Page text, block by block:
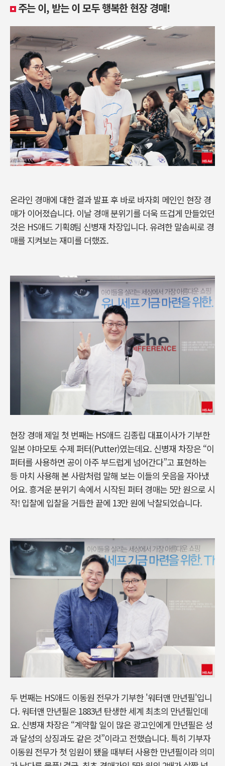
주는 이, 받는 이 모두 행복한 현장 경매!
온라인 경매에 대한 결과 발표 후 바로 바자회 메인인 현장 경
매가 이어졌습니다. 이날 경매 분위기를 더욱 뜨겁게 만들었던
것은 HS애드 기획8팀 신병재 차장입니다. 유려한 말솜씨로 경
매를 지켜보는 재미를 더했죠.
현장 경매 제일 첫 번째는 HS애드 김종립 대표이사가 기부한
일본 야마모토 수제 퍼터(Putter)였는데요. 신병재 차장은 “이
퍼터를 사용하면 공이 아주 부드럽게 넘어간다”고 표현하는
등 마치 사용해 본 사람처럼 말해 보는 이들의 웃음을 자아냈
어요. 흥겨운 분위기 속에서 시작된 퍼터 경매는 5만 원으로 시
작! 입찰에 입찰을 거듭한 끝에 13만 원에 낙찰되었습니다.
두 번째는 HS애드 이동원 전무가 기부한 '워터맨 만년필'입니
다. 워터맨 만년필은 1883년 탄생한 세계 최초의 만년필인데
요. 신병재 차장은 “계약할 일이 많은 광고인에게 만년필은 성
과 달성의 상징과도 같은 것”이라고 전했습니다. 특히 기부자
이동원 전무가 첫 임원이 됐을 때부터 사용한 만년필이라 의미